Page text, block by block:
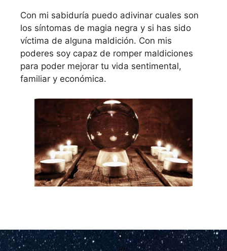
Con mi sabiduría puedo adivinar cuales son
los síntomas de magia negra y si has sido
víctima de alguna maldición. Con mis
poderes soy capaz de romper maldiciones
para poder mejorar tu vida sentimental,
familiar y económica.